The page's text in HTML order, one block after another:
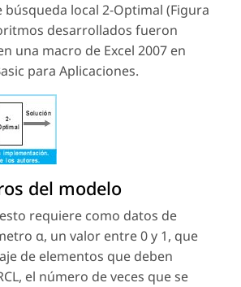
local 2-Optimal (Figura
desarrollados fueron
una macro de Excel 2007 en
para Aplicaciones.
del modelo
requiere como datos de
α, un valor entre 0 y 1, que
de elementos que deben
el número de veces que se